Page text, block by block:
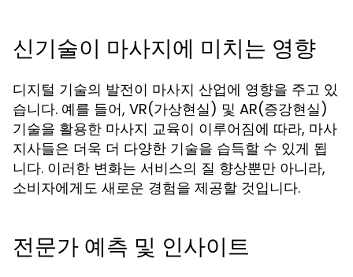
신기술이 마사지에 미치는 영향
디지털 기술의 발전이 마사지 산업에 영향을 주고 있
습니다. 예를 들어, VR(가상현실) 및 AR(증강현실)
기술을 활용한 마사지 교육이 이루어짐에 따라, 마사
지사들은 더욱 더 다양한 기술을 습득할 수 있게 됩
니다. 이러한 변화는 서비스의 질 향상뿐만 아니라,
소비자에게도 새로운 경험을 제공할 것입니다.
전문가 예측 및 인사이트